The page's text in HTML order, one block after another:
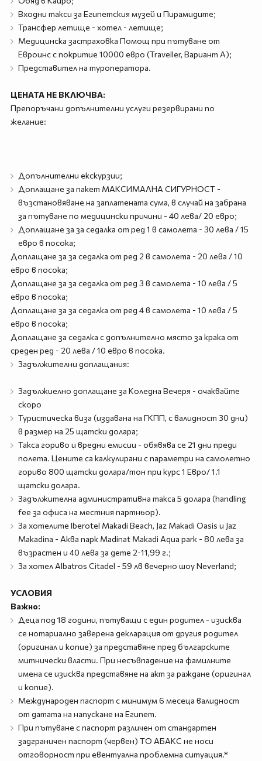
Входни такси за Египетския музей и Пирамидите;
Трансфер летище - хотел - летище;
Медицинска застраховка Помощ при пътуване от
Евроинс с покритие 10000 евро (Traveller, Вариант А);
Представител на туроператора.
ЦЕНАТА НЕ ВКЛЮЧВА:
Препоръчани допълнителни услуги резервирани по
желание:
Допълнителни екскурзии;
Доплащане за пакет МАКСИМАЛНА СИГУРНОСТ -
възстановяване на заплатената сума, в случай на забрана
за пътуване по медицински причини - 40 лева/ 20 евро;
Доплащане за за седалка от ред 1 в самолета - 30 лева / 15
евро в посока;
Доплащане за за седалка от ред 2 в самолета - 20 лева / 10
евро в посока;
Доплащане за за седалка от ред 3 в самолета - 10 лева / 5
евро в посока;
Доплащане за за седалка от ред 4 в самолета - 10 лева / 5
евро в посока;
Доплащане за седалка с допълнително място за крака от
среден ред - 20 лева / 10 евро в посока.
Задължителни доплащания:
Задължиелно доплащане за Коледна Вечеря - очаквайте
скоро
Туристическа виза (издавана на ГКПП, с валидност 30 дни)
в размер на 25 щатски долара;
Такса гориво и вредни емисии - обявява се 21 дни преди
полета. Цените са калкулирани с параметри на самолетно
гориво 800 щатски долара/тон при курс 1 Евро/ 1.1
щатски долара.
Задължителна административна такса 5 долара (handling
fee за офиса на местния партньор).
За хотелите Iberotel Makadi Beach, Jaz Makadi Oasis и Jaz
Makadina - Аква парк Madinat Makadi Aqua park - 80 лева за
възрастен и 40 лева за дете 2-11,99 г.;
За хотел Albatros Citadel - 59 лв вечерно шоу Neverland;
УСЛОВИЯ
Важно:
Деца под 18 години, пътуващи с един родител - изисква
се нотариално заверена декларация от другия родител
(оригинал и копие) за представяне пред българските
митнически власти. При несъвпадение на фамилните
имена се изисква представяне на акт за раждане (оригинал
и копие).
Международен паспорт с минимум 6 месеца валидност
от датата на напускане на Египет.
При пътуване с паспорт различен от стандартен
задграничен паспорт (червен) ТО АБАКС не носи
отговорност при евентуална проблемна ситуация.*